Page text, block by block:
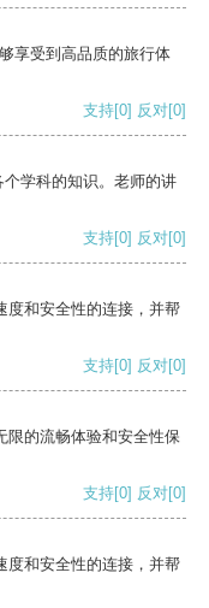
享受到高品质的旅行体
支持[0] 反对[0]
学科的知识。老师的讲
支持[0] 反对[0]
度和安全性的连接，并帮
支持[0] 反对[0]
限的流畅体验和安全性保
支持[0] 反对[0]
度和安全性的连接，并帮